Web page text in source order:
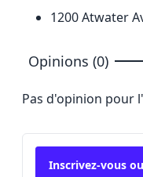
1200 Atwater
Opinions (0)
Pas d'opinion pour
Inscrivez-vous